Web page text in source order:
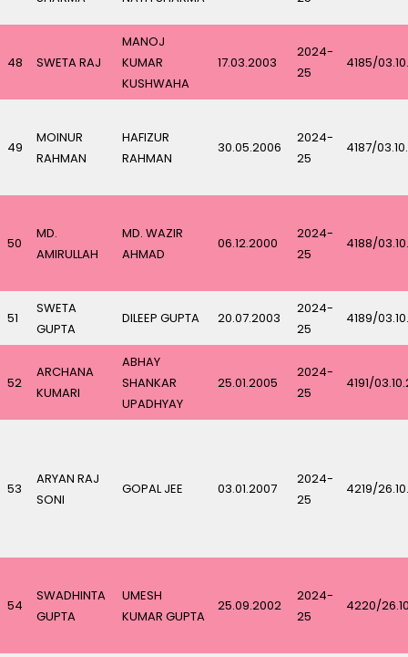
48 SWETA RAJ
MANOJ
KUMAR
KUSHWAHA
17.03.2003
2024-
25
4185/
49
MOINUR
RAHMAN
HAFIZUR
RAHMAN
30.05.2006
2024-
25
4187/
50
MD.
AMIRULLAH
MD. WAZIR
AHMAD
06.12.2000
2024-
25
4188/
51
SWETA
GUPTA
DILEEP GUPTA 20.07.2003
2024-
25
4189/
52
ARCHANA
KUMARI
ABHAY
SHANKAR
UPADHYAY
25.01.2005
2024-
25
4191/
53
ARYAN RAJ
SONI
GOPAL JEE 03.01.2007
2024-
25
4219/
54
SWADHINTA
GUPTA
UMESH
KUMAR GUPTA
25.09.2002
2024-
25
4220/